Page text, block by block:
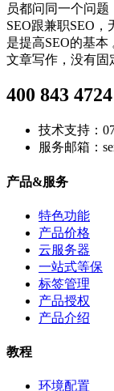
员都问同一个问题
SEO跟兼职SEO
是提高SEO的基本
文章写作，没有固
400 843 4724
技术支持：
服务邮箱：
产品&服务
特色功能
产品价格
云服务器
一站式等保
标签管理
产品授权
产品介绍
教程
环境配置